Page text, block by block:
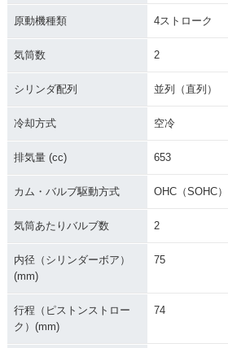
原動機種類 4ストローク
気筒数 2
シリンダ配列 並列（直列）
冷却方式 空冷
排気量 (cc) 653
カム・バルブ駆動方式 OHC（SOHC）
気筒あたりバルブ数 2
内径（シリンダーボア）
(mm)
75
行程（ピストンストロー
ク）(mm)
74